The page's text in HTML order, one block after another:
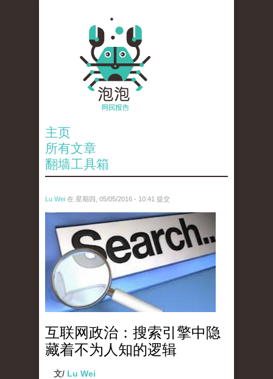
主页
所有文章
翻墙工具箱
Lu Wei 在 星期四, 05/05/2016 - 10:41 提交
wen_tou_tu_3.jpeg
互联网政治：搜索引擎中隐
藏着不为人知的逻辑
文/ Lu Wei